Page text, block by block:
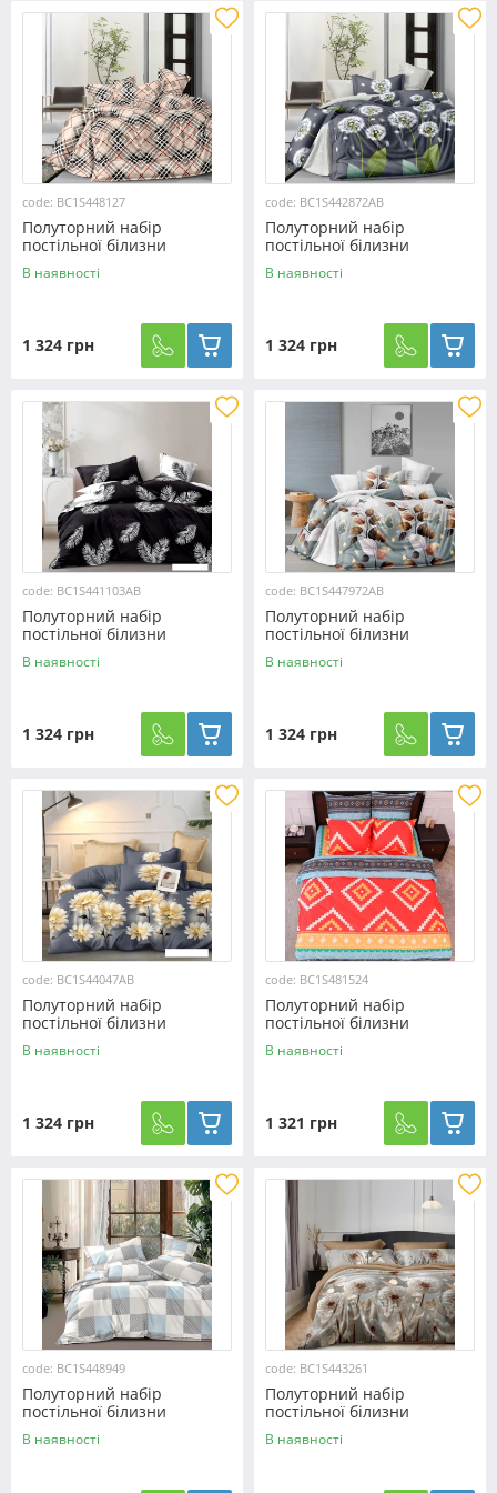
code: BC1S448127
Полуторний набір
постільної білизни
150*220 із Сатину
№448127 Черешенька™
В наявності
1 324 грн
code: BC1S442872AB
Полуторний набір
постільної білизни
150*220 із Сатину
№442872AB Черешенька™
В наявності
1 324 грн
code: BC1S441103AB
Полуторний набір
постільної білизни
150*220 із Сатину
№441103AB Черешенька™
В наявності
1 324 грн
code: BC1S447972AB
Полуторний набір
постільної білизни
150*220 із Сатину
№447972AB Черешенька™
В наявності
1 324 грн
code: BC1S44047AB
Полуторний набір
постільної білизни
150*220 із Сатину
№44047AB Черешенька™
В наявності
1 324 грн
code: BC1S481524
Полуторний набір
постільної білизни
150*220 із Сатину
№481524 Черешенка™
В наявності
1 321 грн
code: BC1S448949
Полуторний набір
постільної білизни
150*220 із Сатину
№448949 Черешенка™
В наявності
code: BC1S443261
Полуторний набір
постільної білизни
150*220 із Сатину
№443261 Черешенка™
В наявності